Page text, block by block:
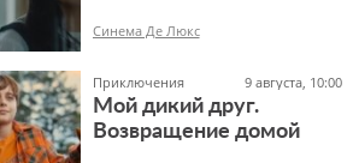
Синема Де Люкс
Приключения 9 августа, 10:00
Мой дикий друг.
Возвращение домой